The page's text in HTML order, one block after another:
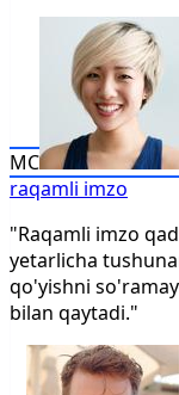
MC
raqamli imzo
"Raqamli imzo
yetarlicha
qo'yishni
bilan qaytadi."